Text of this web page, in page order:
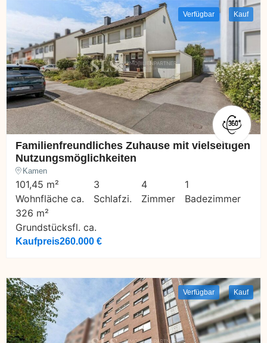
Verfügbar Kauf
Familienfreundliches Zuhause mit vielseitigen
Nutzungsmöglichkeiten
Kamen
101,45 m²
Wohnfläche ca.
3
Schlafzi.
4
Zimmer
1
Badezimmer
326 m²
Grundstücksfl. ca.
Kaufpreis260.000 €
Verfügbar Kauf